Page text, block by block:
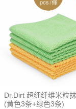
Dr.Dirt 超细纤维米粒
(黄色3条+绿色3条)